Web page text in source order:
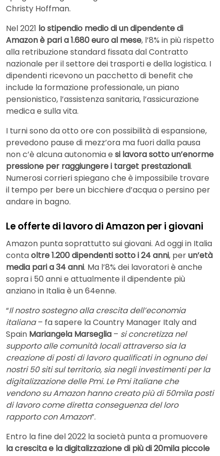
Christy Hoffman.
Nel 2021 lo stipendio medio di un dipendente di
Amazon è pari a 1.680 euro al mese, l’8% in più rispetto
alla retribuzione standard fissata dal Contratto
nazionale per il settore dei trasporti e della logistica. I
dipendenti ricevono un pacchetto di benefit che
include la formazione professionale, un piano
pensionistico, l’assistenza sanitaria, l’assicurazione
medica e sulla vita.
I turni sono da otto ore con possibilità di espansione,
prevedono pause di mezz’ora ma fuori dalla pausa
non c’è alcuna autonomia e si lavora sotto un’enorme
pressione per raggiungere i target prestazionali.
Numerosi corrieri spiegano che è impossibile trovare
il tempo per bere un bicchiere d’acqua o persino per
andare in bagno.
Le offerte di lavoro di Amazon per i giovani
Amazon punta soprattutto sui giovani. Ad oggi in Italia
contaoltre 1.200 dipendenti sotto i 24 anni, perun’età
media pari a 34 anni. Ma l’8% dei lavoratori è anche
sopra i 50 anni e attualmente il dipendente più
anziano in Italia è un 64enne.
“Il nostro sostegno alla crescita dell’economia
italiana– fa sapere la Country Manager Italy and
Spain Mariangela Marseglia – si concretizza nel
supporto alle comunità locali attraverso sia la
creazione di posti di lavoro qualificati in ognuno dei
nostri 50 siti sul territorio, sia negli investimenti per la
digitalizzazione delle Pmi. Le Pmi italiane che
vendono su Amazon hanno creato più di 50mila posti
di lavoro come diretta conseguenza del loro
rapporto con Amazon”.
Entro la fine del 2022 la società punta a promuovere
la crescita e la digitalizzazione di più di 20mila piccole